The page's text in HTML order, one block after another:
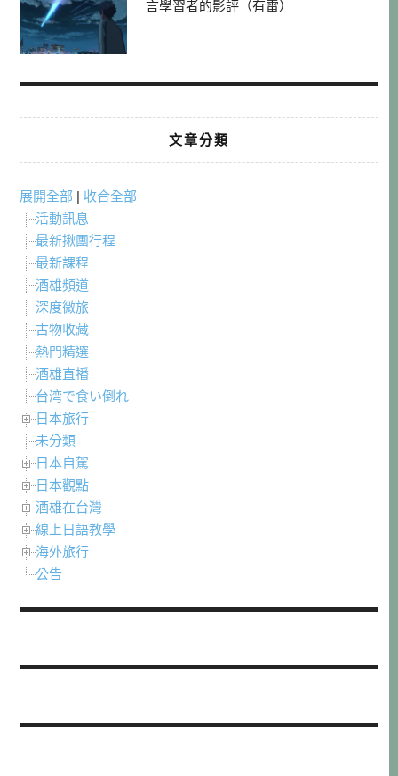
言學習者的影評（有雷）
文章分類
展開全部 | 收合全部
活動訊息
最新揪團行程
最新課程
酒雄頻道
深度微旅
古物收藏
熱門精選
酒雄直播
台湾で食い倒れ
日本旅行
未分類
日本自駕
日本觀點
酒雄在台灣
線上日語教學
海外旅行
公告